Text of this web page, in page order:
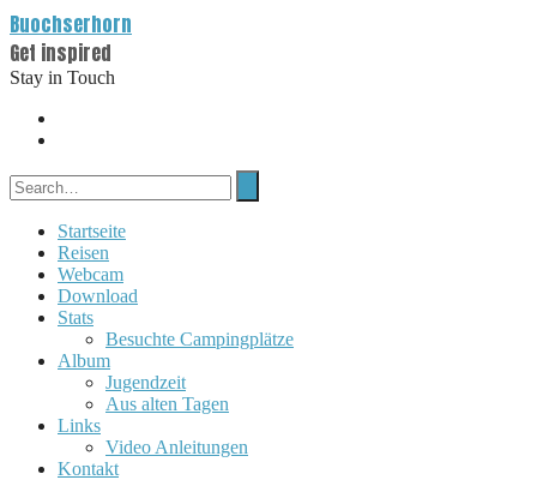
Buochserhorn
Get inspired
Stay in Touch
Startseite
Reisen
Webcam
Download
Stats
Besuchte Campingplätze
Album
Jugendzeit
Aus alten Tagen
Links
Video Anleitungen
Kontakt